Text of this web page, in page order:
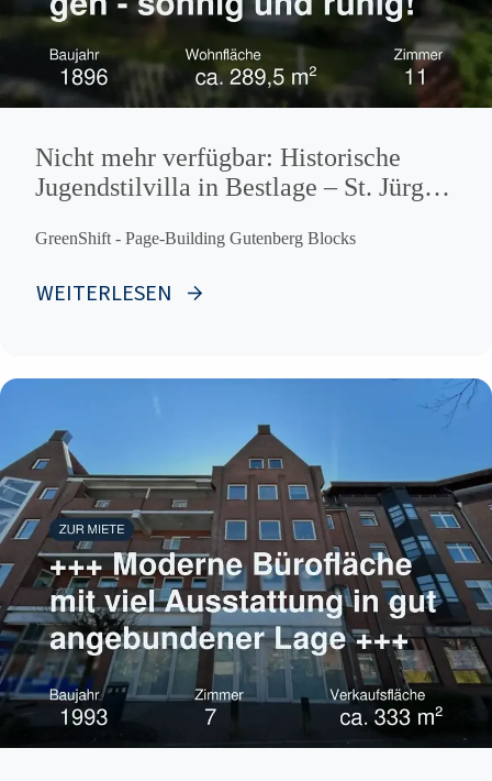
Nicht mehr verfügbar: Historische
Jugendstilvilla in Bestlage – St. Jürgen
GreenShift - Page-Building Gutenberg Blocks
WEITERLESEN